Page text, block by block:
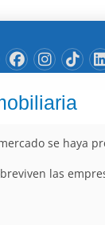
se haya
las